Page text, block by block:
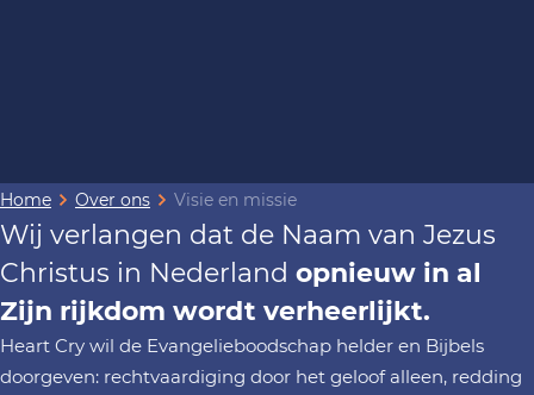
Home Over ons Visie en missie
Wij verlangen dat de Naam van Jezus
Christus in Nederland opnieuw in al
Zijn rijkdom wordt verheerlijkt.
Heart Cry wil de Evangelieboodschap helder en Bijbels
doorgeven: rechtvaardiging door het geloof alleen, redding